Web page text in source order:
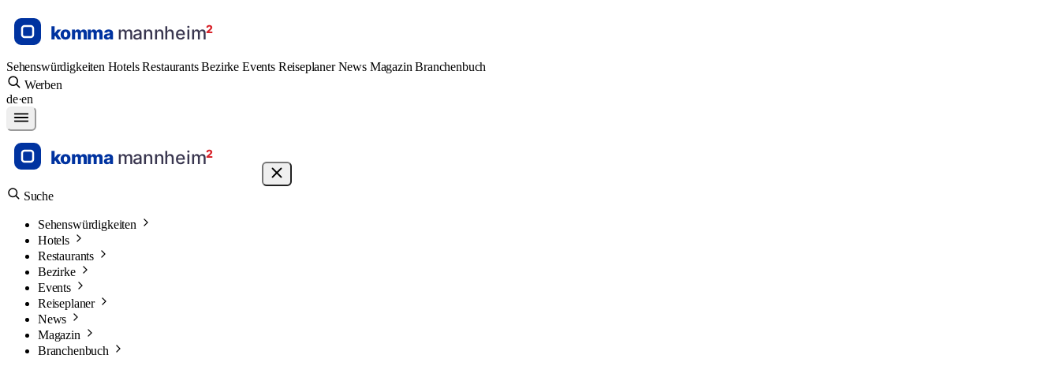
Sehenswürdigkeiten HotelsRestaurantsBezirke Events ReiseplanerNews MagazinBranchenbuch
Werben
de·en
Suche
Sehenswürdigkeiten
Hotels
Restaurants
Bezirke
Events
Reiseplaner
News
Magazin
Branchenbuch